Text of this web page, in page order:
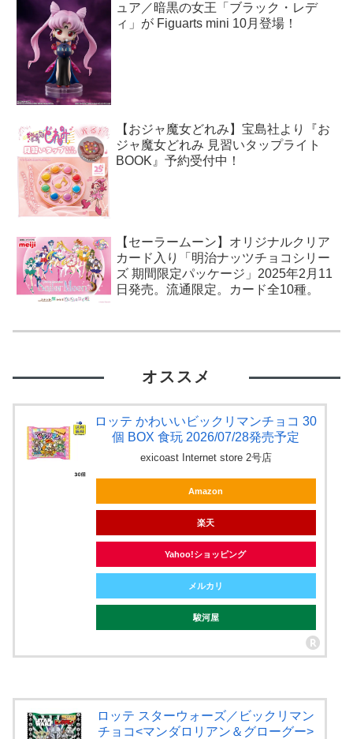
ュア／暗黒の女王「ブラック・レデ
ィ」が Figuarts mini 10月登場！
【おジャ魔女どれみ】宝島社より『お
ジャ魔女どれみ 見習いタップライト
BOOK』予約受付中！
【セーラームーン】オリジナルクリア
カード入り「明治ナッツチョコシリー
ズ 期間限定パッケージ」2025年2月11
日発売。流通限定。カード全10種。
オススメ
ロッテ かわいいビックリマンチョコ 30
個 BOX 食玩 2026/07/28発売予定
exicoast Internet store 2号店
Amazon
楽天
Yahoo!ショッピング
メルカリ
駿河屋
ロッテ スターウォーズ／ビックリマン
チョコ<マンダロリアン＆グローグー>